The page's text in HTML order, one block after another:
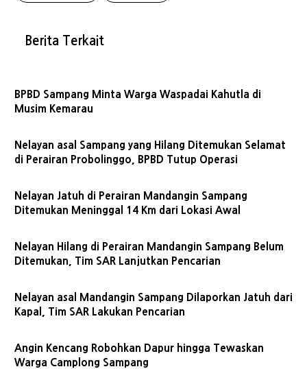
Berita Terkait
BPBD Sampang Minta Warga Waspadai Kahutla di
Musim Kemarau
Nelayan asal Sampang yang Hilang Ditemukan Selamat
di Perairan Probolinggo, BPBD Tutup Operasi
Nelayan Jatuh di Perairan Mandangin Sampang
Ditemukan Meninggal 14 Km dari Lokasi Awal
Nelayan Hilang di Perairan Mandangin Sampang Belum
Ditemukan, Tim SAR Lanjutkan Pencarian
Nelayan asal Mandangin Sampang Dilaporkan Jatuh dari
Kapal, Tim SAR Lakukan Pencarian
Angin Kencang Robohkan Dapur hingga Tewaskan
Warga Camplong Sampang